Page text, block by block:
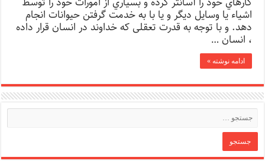
اشیاء یا وسایل دیگر و یا با به خدمت گرفتن حیوانات انجام
دهد. و با توجه به قدرت تعقلی که خداوند در انسان قرار داده
، انسان …
ادامه نوشته »